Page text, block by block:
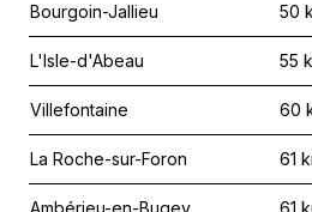
Bourgoin-Jallieu 50
L'Isle-d'Abeau 55
Villefontaine 60
La Roche-sur-Foron 61
Ambérieu-en-Bugey 61